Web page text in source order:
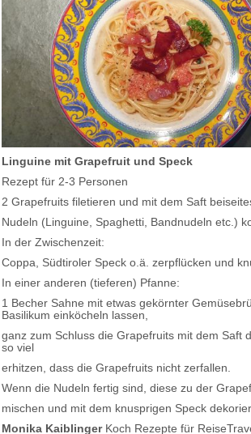
Linguine mit Grapefruit und Speck
Rezept für 2-3 Personen
2 Grapefruits filetieren und mit dem Saft
Nudeln (Linguine, Spaghetti, Bandnudeln etc.)
In der Zwischenzeit:
Coppa, Südtiroler Speck o.ä. zerpflücken und
In einer anderen (tieferen) Pfanne:
1 Becher Sahne mit etwas gekörnter
Basilikum einköcheln lassen,
ganz zum Schluss die Grapefruits mit dem Saft
so viel
erhitzen, dass die Grapefruits nicht zerfallen.
Wenn die Nudeln fertig sind, diese zu der
mischen und mit dem knusprigen Speck
Monika KaiblingerKoch Rezepte für